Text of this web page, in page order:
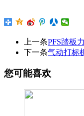
上一条PFS踏板
下一条气动打标
您可能喜欢